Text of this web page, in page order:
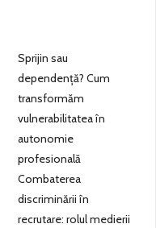
Sprijin sau
dependență? Cum
transformăm
vulnerabilitatea în
autonomie
profesională
Combaterea
discriminării în
recrutare: rolul medierii